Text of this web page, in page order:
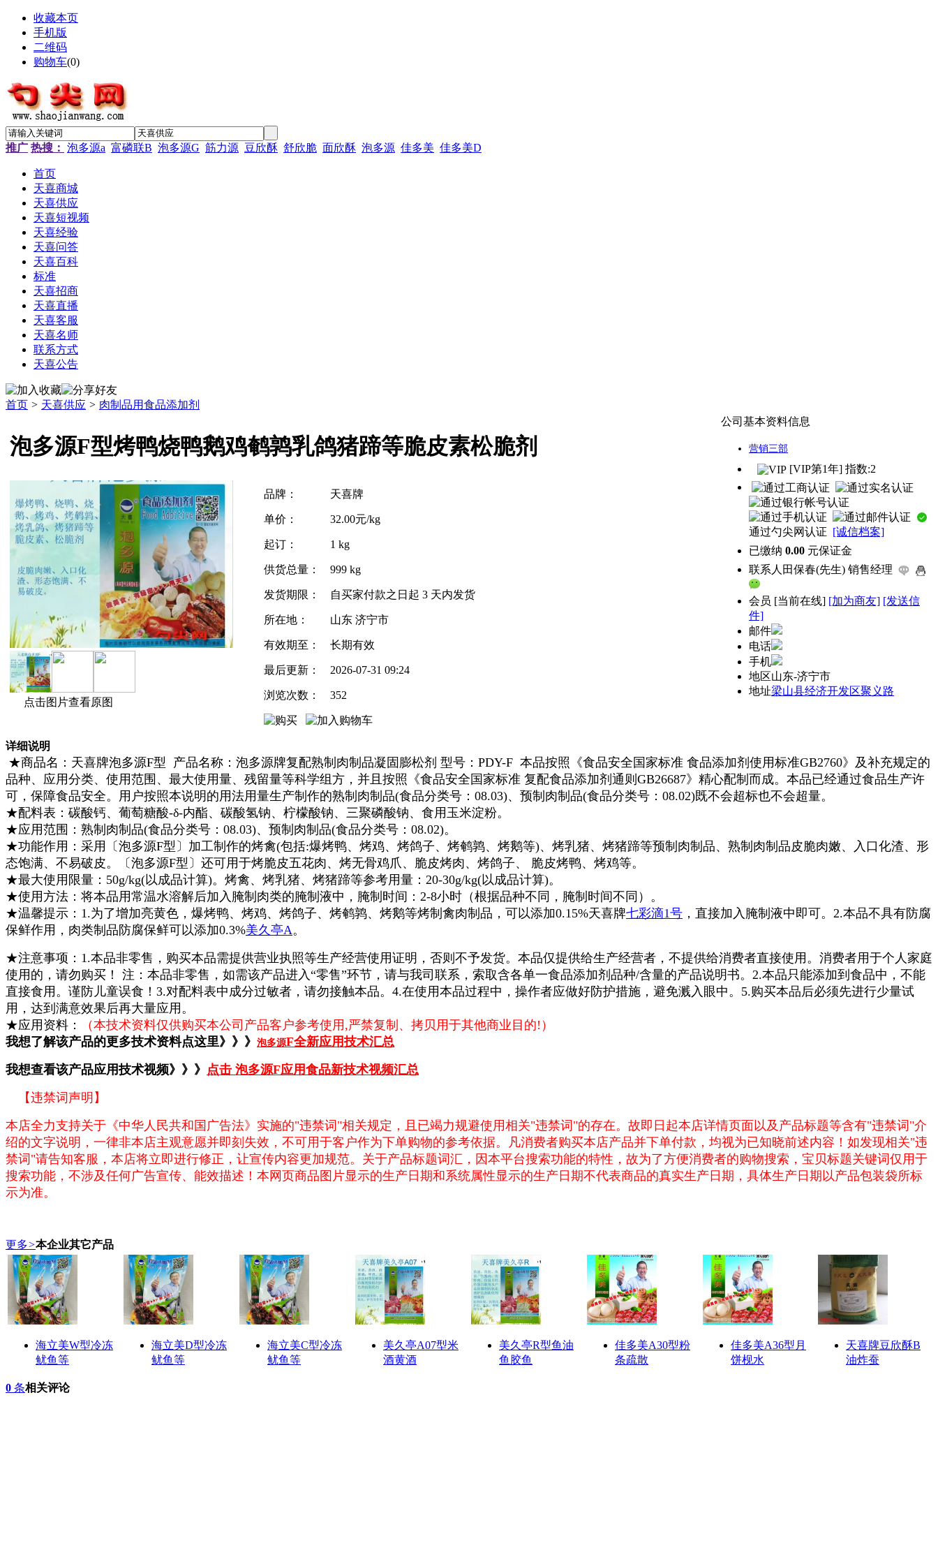
收藏本页
手机版
二维码
购物车(0)
推广 热搜： 泡多源a 富磷联B 泡多源G 筋力源 豆欣酥 舒欣脆 面欣酥 泡多源 佳多美 佳多美D
首页
天喜商城
天喜供应
天喜短视频
天喜经验
天喜问答
天喜百科
标准
天喜招商
天喜直播
天喜客服
天喜名师
联系方式
天喜公告
首页 > 天喜供应 > 肉制品用食品添加剂
泡多源F型烤鸭烧鸭鹅鸡鹌鹑乳鸽猪蹄等脆皮素松脆剂
点击图片查看原图
品牌： 天喜牌
单价： 32.00元/kg
起订： 1 kg
供货总量： 999 kg
发货期限： 自买家付款之日起 3 天内发货
所在地： 山东 济宁市
有效期至： 长期有效
最后更新： 2026-07-31 09:24
浏览次数： 352
公司基本资料信息
营销三部
[VIP第1年] 指数:2
通过勺尖网认证 [诚信档案]
已缴纳 0.00 元保证金
联系人 田保春(先生) 销售经理
会员 [当前在线] [加为商友] [发送信
件]
邮件
电话
手机
地区山东-济宁市
地址梁山县经济开发区聚义路
详细说明
★商品名：天喜牌泡多源F型 产品名称：泡多源牌复配熟制肉制品凝固膨松剂 型号：PDY-F 本品按照《食品安全国家标准 食品添加剂使用标准GB2760》及补充规定的
品种、应用分类、使用范围、最大使用量、残留量等科学组方，并且按照《食品安全国家标准 复配食品添加剂通则GB26687》精心配制而成。本品已经通过食品生产许
可，保障食品安全。用户按照本说明的用法用量生产制作的熟制肉制品(食品分类号：08.03)、预制肉制品(食品分类号：08.02)既不会超标也不会超量。
★配料表：碳酸钙、葡萄糖酸-δ-内酯、碳酸氢钠、柠檬酸钠、三聚磷酸钠、食用玉米淀粉。
★应用范围：熟制肉制品(食品分类号：08.03)、预制肉制品(食品分类号：08.02)。
★功能作用：采用〔泡多源F型〕加工制作的烤禽(包括:爆烤鸭、烤鸡、烤鸽子、烤鹌鹑、烤鹅等)、烤乳猪、烤猪蹄等预制肉制品、熟制肉制品皮脆肉嫩、入口化渣、形
态饱满、不易破皮。〔泡多源F型〕还可用于烤脆皮五花肉、烤无骨鸡爪、脆皮烤肉、烤鸽子、 脆皮烤鸭、烤鸡等。
★最大使用限量：50g/kg(以成品计算)。烤禽、烤乳猪、烤猪蹄等参考用量：20-30g/kg(以成品计算)。
★使用方法：将本品用常温水溶解后加入腌制肉类的腌制液中，腌制时间：2-8小时（根据品种不同，腌制时间不同）。
★温馨提示：1.为了增加亮黄色，爆烤鸭、烤鸡、烤鸽子、烤鹌鹑、烤鹅等烤制禽肉制品，可以添加0.15%天喜牌七彩滴1号 ，直接加入腌制液中即可。2.本品不具有防腐
保鲜作用，肉类制品防腐保鲜可以添加0.3%美久亭A 。
★注意事项：1.本品非零售，购买本品需提供营业执照等生产经营使用证明，否则不予发货。本品仅提供给生产经营者，不提供给消费者直接使用。消费者用于个人家庭
使用的，请勿购买！ 注：本品非零售，如需该产品进入“零售”环节，请与我司联系，索取含各单一食品添加剂品种/含量的产品说明书。2.本品只能添加到食品中，不能
直接食用。谨防儿童误食！3.对配料表中成分过敏者，请勿接触本品。4.在使用本品过程中，操作者应做好防护措施，避免溅入眼中。5.购买本品后必须先进行少量试
用，达到满意效果后再大量应用。
★应用资料：
（本技术资料仅供购买本公司产品客户参考使用,严禁复制、拷贝用于其他商业目的!）
我想了解该产品的更多技术资料点这里》》》 泡多源F全新应用技术汇总
我想查看该产品应用技术视频》》》 点击 泡多源F应用食品新技术视频汇总
【违禁词声明】
本店全力支持关于《中华人民共和国广告法》实施的"违禁词"相关规定，且已竭力规避使用相关"违禁词"的存在。故即日起本店详情页面以及产品标题等含有"违禁词"介
绍的文字说明，一律非本店主观意愿并即刻失效，不可用于客户作为下单购物的参考依据。凡消费者购买本店产品并下单付款，均视为已知晓前述内容！如发现相关"违
禁词"请告知客服，本店将立即进行修正，让宣传内容更加规范。关于产品标题词汇，因本平台搜索功能的特性，故为了方便消费者的购物搜索，宝贝标题关键词仅用于
搜索功能，不涉及任何广告宣传、能效描述！本网页商品图片显示的生产日期和系统属性显示的生产日期不代表商品的真实生产日期，具体生产日期以产品包装袋所标
示为准。
更多>本企业其它产品
海立美W型冷冻
鱿鱼等
海立美D型冷冻
鱿鱼等
海立美C型冷冻
鱿鱼等
美久亭A07型米
酒黄酒
美久亭R型鱼油
鱼胶鱼
佳多美A30型粉
条疏散
佳多美A36型月
饼枧水
天喜牌豆欣酥B
油炸蚕
0 条相关评论